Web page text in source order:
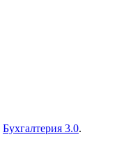
Бухгалтерия 3.0.